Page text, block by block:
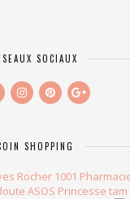
SOCIAUX
SHOPPING
Rocher 1001
ASOS Princesse tam